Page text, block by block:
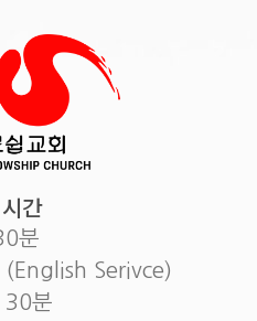
간
분
Serivce)
30분